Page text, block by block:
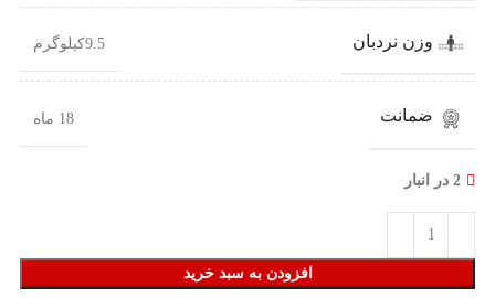
وزن نردبان 9.5کیلوگرم
ضمانت 18 ماه
2 در انبار
افزودن به سبد خرید